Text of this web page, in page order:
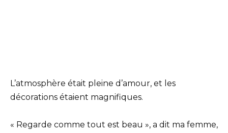
L’atmosphère était pleine d’amour, et les
décorations étaient magnifiques.
« Regarde comme tout est beau », a dit ma femme,